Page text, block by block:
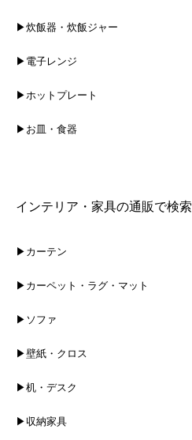
▶炊飯器・炊飯ジャー
▶電子レンジ
▶ホットプレート
▶お皿・食器
インテリア・家具の通販で検索
▶カーテン
▶カーペット・ラグ・マット
▶ソファ
▶壁紙・クロス
▶机・デスク
▶収納家具